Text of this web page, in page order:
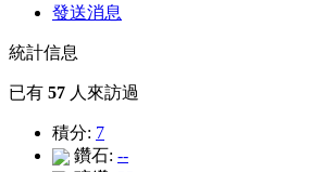
發送消息
統計信息
已有 57 人來訪過
積分: 7
鑽石: --